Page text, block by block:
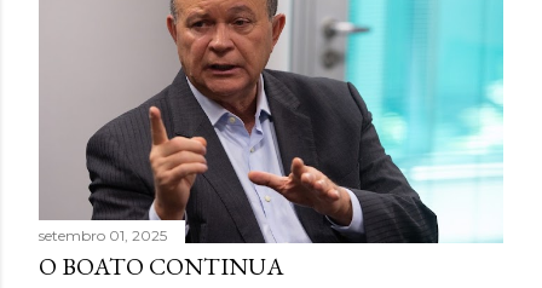
setembro 01, 2025
O BOATO CONTINUA